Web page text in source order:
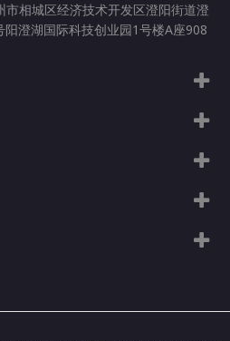
相城区经济技术开发区澄阳街道澄
阳澄湖国际科技创业园1号楼A座908